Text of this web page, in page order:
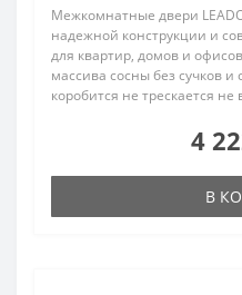
Межкомнатные двери
надежной конструкции и
для квартир, домов и
массива сосны без сучков
коробится не трескается
4
В